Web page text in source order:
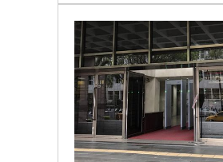
掛牌計畫，預計今年底申
請上市，期盼2035年成
俊佑）